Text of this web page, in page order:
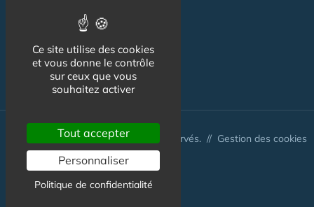
Association
NOS AUTRES SITES :
© CapCampus 2026 - Tous droits réservés. // Gestion des cookies
Ce site utilise des cookies
et vous donne le contrôle
sur ceux que vous
souhaitez activer
Tout accepter
Personnaliser
Politique de confidentialité